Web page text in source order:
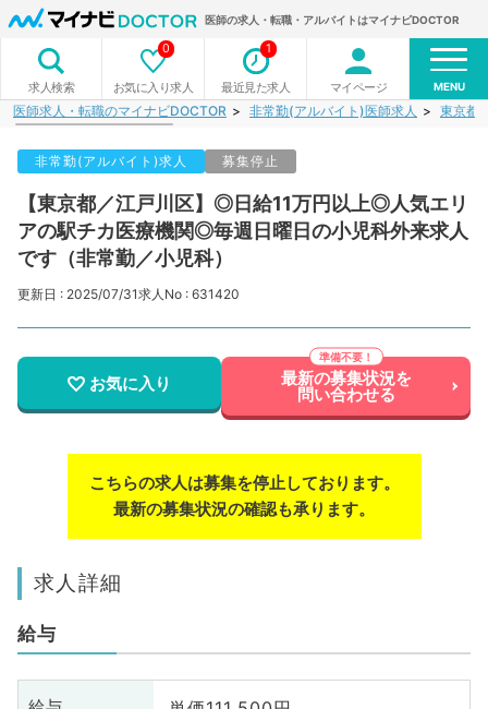
医師の求人・転職・アルバイトはマイナビDOCTOR
求人検索 お気に入り求人
0
最近見た求人
1
マイページ MENU
医師求人・転職のマイナビDOCTOR 非常勤(アルバイト)医師求人 東京都
非常勤(アルバイト)求人 募集停止
【東京都／江戸川区】◎日給11万円以上◎人気エリ
アの駅チカ医療機関◎毎週日曜日の小児科外来求人
です（非常勤／小児科）
更新日 : 2025/07/31求人No : 631420
お気に入り 最新の募集状況を
問い合わせる
こちらの求人は募集を停止しております。
最新の募集状況の確認も承ります。
求人詳細
給与